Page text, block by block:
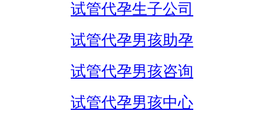
试管代孕生子公司
试管代孕男孩助孕
试管代孕男孩咨询
试管代孕男孩中心